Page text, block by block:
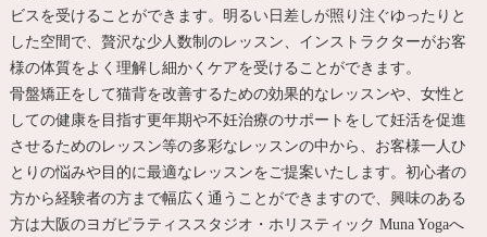
ビスを受けることができます。明るい日差しが照り注ぐゆったりと
した空間で、贅沢な少人数制のレッスン、インストラクターがお客
様の体質をよく理解し細かくケアを受けることができます。
骨盤矯正をして猫背を改善するための効果的なレッスンや、女性と
しての健康を目指す更年期や不妊治療のサポートをして妊活を促進
させるためのレッスン等の多彩なレッスンの中から、お客様一人ひ
とりの悩みや目的に最適なレッスンをご提案いたします。初心者の
方から経験者の方まで幅広く通うことができますので、興味のある
方は大阪のヨガピラティススタジオ・ホリスティック Muna Yogaへ